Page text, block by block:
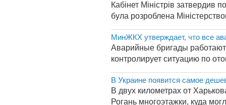
Кабінет Міністрів
була розроблена
МинЖКХ утверждает, что все
Аварийные бригады работают
контролирует ситуацию по
В Украине появится самое
В двух километрах от
Рогань многоэтажки, куда